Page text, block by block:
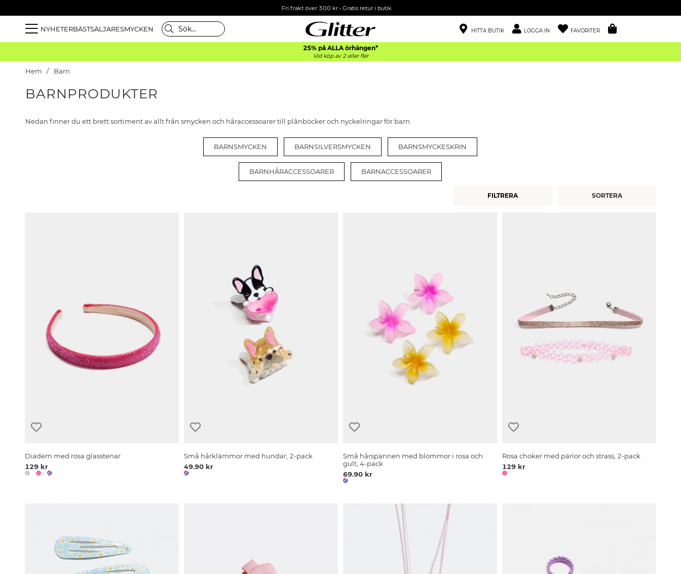
Fri frakt över 300 kr• Gratis retur i butik
NYHETERBÄSTSÄLJARESMYCKEN HITTA BUTIK LOGGA IN FAVORITER
25% på ALLA örhängen*
Vid köp av 2 eller fler
Hem Barn
BARNPRODUKTER
Nedan finner du ett brett sortiment av allt från smycken och håraccessoarer till plånböcker och nyckelringar för barn.
BARNSMYCKEN BARNSILVERSMYCKEN BARNSMYCKESKRIN
BARNHÅRACCESSOARER BARNACCESSOARER
FILTRERA
Diadem med rosa glasstenar
129 kr
Små hårklämmor med hundar, 2-pack
49.90 kr
Små hårspännen med blommor i rosa och
gult, 4-pack
69.90 kr
Rosa choker med pärlor och strass, 2-pack
129 kr